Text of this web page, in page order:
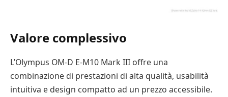
Valore complessivo
L’Olympus OM-D E-M10 Mark III offre una
combinazione di prestazioni di alta qualità, usabilità
intuitiva e design compatto ad un prezzo accessibile.